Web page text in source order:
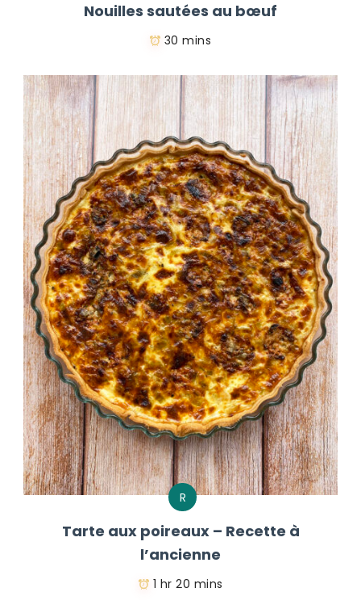
Nouilles sautées au bœuf
30 mins
R
Tarte aux poireaux – Recette à
l’ancienne
1 hr 20 mins